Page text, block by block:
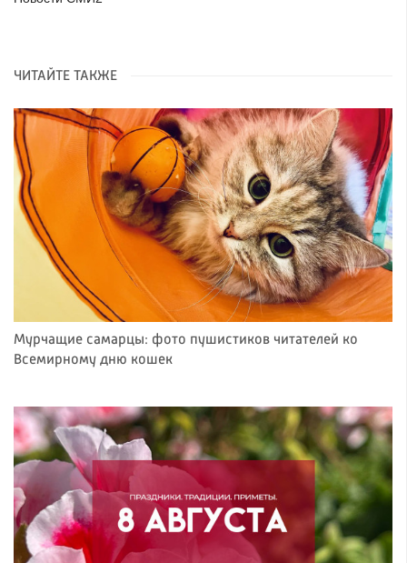
ЧИТАЙТЕ ТАКЖЕ
Мурчащие самарцы: фото пушистиков читателей ко
Всемирному дню кошек